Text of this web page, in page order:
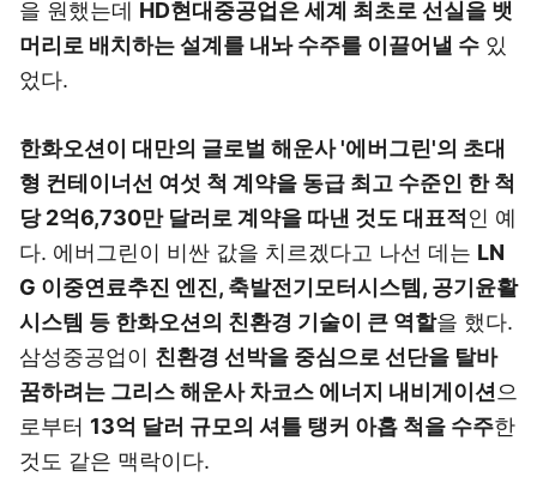
을 원했는데 HD현대중공업은 세계 최초로 선실을 뱃
머리로 배치하는 설계를 내놔 수주를 이끌어낼 수 있
었다.
한화오션이 대만의 글로벌 해운사 '에버그린'의 초대
형 컨테이너선 여섯 척 계약을 동급 최고 수준인 한 척
당 2억6,730만 달러로 계약을 따낸 것도 대표적 인 예
다. 에버그린이 비싼 값을 치르겠다고 나선 데는 LN
G 이중연료추진 엔진, 축발전기모터시스템, 공기윤활
시스템 등 한화오션의 친환경 기술이 큰 역할을 했다.
삼성중공업이 친환경 선박을 중심으로 선단을 탈바
꿈하려는 그리스 해운사 차코스 에너지 내비게이션 으
로부터 13억 달러 규모의 셔틀 탱커 아홉 척을 수주한
것도 같은 맥락이다.